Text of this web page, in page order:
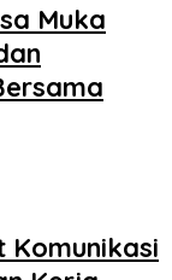
Muka
Komunikasi